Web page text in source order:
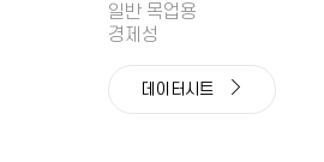
일반 목업용
경제성
데이터시트